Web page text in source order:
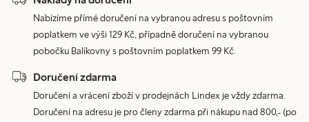
Nabízíme přímé doručení na vybranou adresu s poštovním
poplatkem ve výši 129 Kč, případně doručení na vybranou
pobočku Balíkovny s poštovním poplatkem 99 Kč.
Doručení zdarma
Doručení a vrácení zboží v prodejnách Lindex je vždy zdarma.
Doručení na adresu je pro členy zdarma při nákupu nad 800,- (po